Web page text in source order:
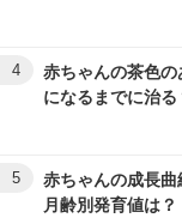
4
赤ちゃんの茶色
になるまでに治る
5
赤ちゃんの成長
月齢別発育値は？